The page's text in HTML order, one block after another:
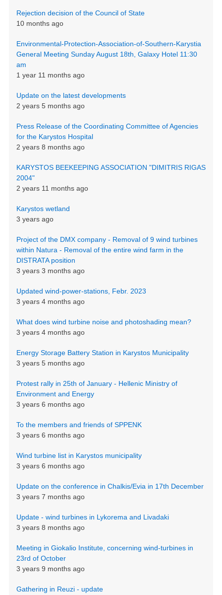
Rejection decision of the Council of State
10 months ago
Environmental-Protection-Association-of-Southern-Karystia
General Meeting Sunday August 18th, Galaxy Hotel 11:30
am
1 year 11 months ago
Update on the latest developments
2 years 5 months ago
Press Release of the Coordinating Committee of Agencies
for the Karystos Hospital
2 years 8 months ago
KARYSTOS BEEKEEPING ASSOCIATION "DIMITRIS RIGAS
2004"
2 years 11 months ago
Karystos wetland
3 years ago
Project of the DMX company - Removal of 9 wind turbines
within Natura - Removal of the entire wind farm in the
DISTRATA position
3 years 3 months ago
Updated wind-power-stations, Febr. 2023
3 years 4 months ago
What does wind turbine noise and photoshading mean?
3 years 4 months ago
Energy Storage Battery Station in Karystos Municipality
3 years 5 months ago
Protest rally in 25th of January - Hellenic Ministry of
Environment and Energy
3 years 6 months ago
To the members and friends of SPPENK
3 years 6 months ago
Wind turbine list in Karystos municipality
3 years 6 months ago
Update on the conference in Chalkis/Evia in 17th December
3 years 7 months ago
Update - wind turbines in Lykorema and Livadaki
3 years 8 months ago
Meeting in Giokalio Institute, concerning wind-turbines in
23rd of October
3 years 9 months ago
Gathering in Reuzi - update